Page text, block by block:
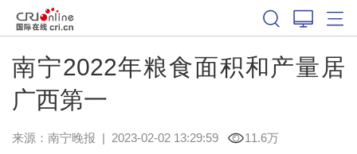
南宁2022年粮食面积和产量居
广西第一
来源： 南宁晚报 | 2023-02-02 13:29:59 11.6万